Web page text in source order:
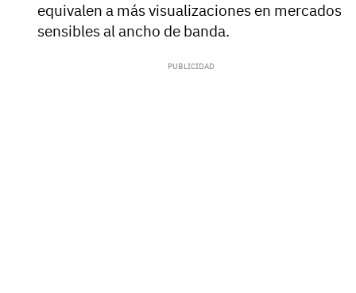
equivalen a más visualizaciones en mercados
sensibles al ancho de banda.